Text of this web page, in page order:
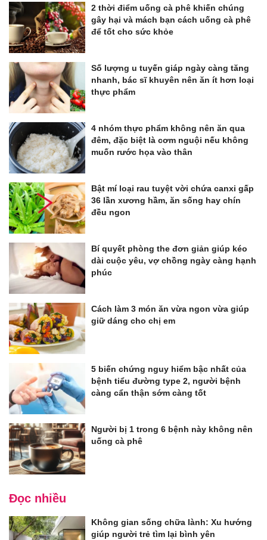
2 thời điểm uống cà phê khiến chúng
gây hại và mách bạn cách uống cà phê
để tốt cho sức khỏe
Số lượng u tuyến giáp ngày càng tăng
nhanh, bác sĩ khuyên nên ăn ít hơn loại
thực phẩm
4 nhóm thực phẩm không nên ăn qua
đêm, đặc biệt là cơm nguội nếu không
muốn rước họa vào thân
Bật mí loại rau tuyệt vời chứa canxi gấp
36 lần xương hầm, ăn sống hay chín
đều ngon
Bí quyết phòng the đơn giản giúp kéo
dài cuộc yêu, vợ chồng ngày càng hạnh
phúc
Cách làm 3 món ăn vừa ngon vừa giúp
giữ dáng cho chị em
5 biến chứng nguy hiểm bậc nhất của
bệnh tiểu đường type 2, người bệnh
càng cẩn thận sớm càng tốt
Người bị 1 trong 6 bệnh này không nên
uống cà phê
Đọc nhiều
Không gian sống chữa lành: Xu hướng
giúp người trẻ tìm lại bình yên